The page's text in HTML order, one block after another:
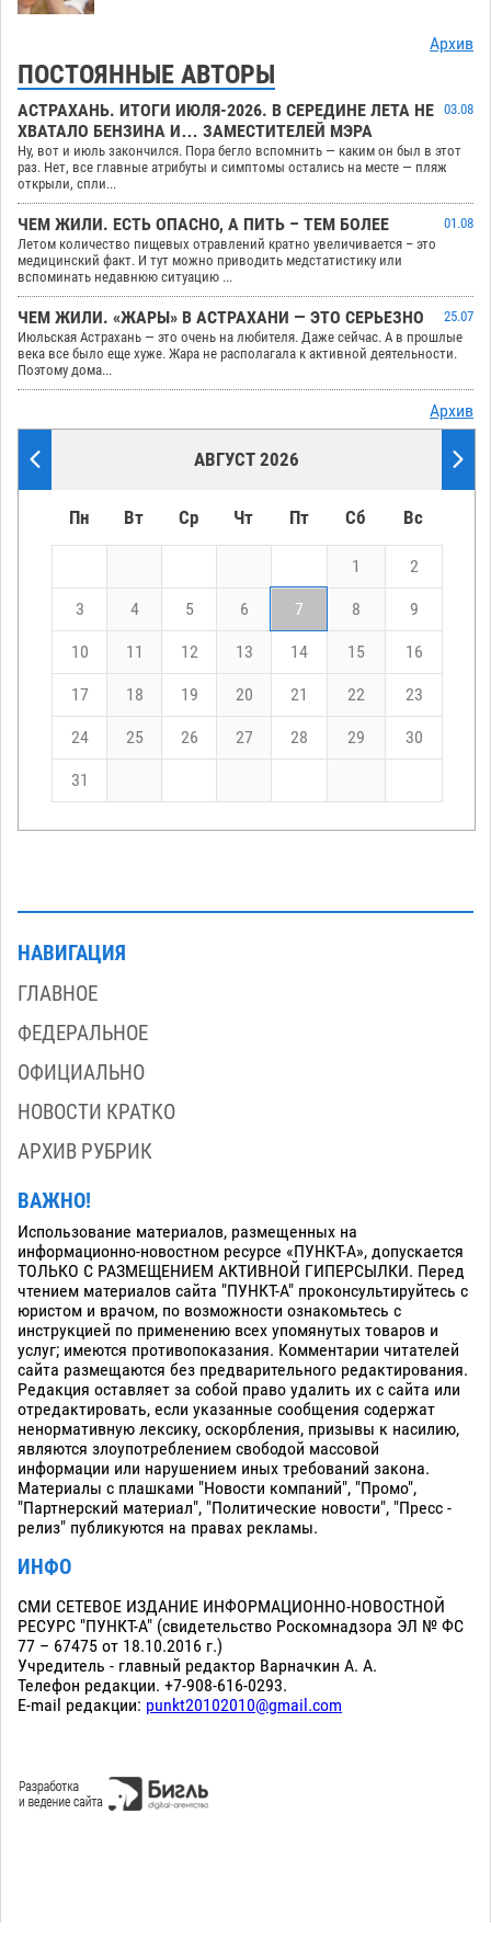
Архив
ПОСТОЯННЫЕ АВТОРЫ
АСТРАХАНЬ. ИТОГИ ИЮЛЯ-2026. В СЕРЕДИНЕ ЛЕТА НЕ
ХВАТАЛО БЕНЗИНА И… ЗАМЕСТИТЕЛЕЙ МЭРА
03.08
Ну, вот и июль закончился. Пора бегло вспомнить — каким он был в этот
раз. Нет, все главные атрибуты и симптомы остались на месте — пляж
открыли, спли...
ЧЕМ ЖИЛИ. ЕСТЬ ОПАСНО, А ПИТЬ – ТЕМ БОЛЕЕ
01.08
Летом количество пищевых отравлений кратно увеличивается – это
медицинский факт. И тут можно приводить медстатистику или
вспоминать недавнюю ситуацию ...
ЧЕМ ЖИЛИ. «ЖАРЫ» В АСТРАХАНИ — ЭТО СЕРЬЕЗНО
25.07
Июльская Астрахань — это очень на любителя. Даже сейчас. А в прошлые
века все было еще хуже. Жара не располагала к активной деятельности.
Поэтому дома...
Архив
АВГУСТ 2026
Пн Вт Ср Чт Пт Сб Вс
1 2
3 4 5 6 7 8 9
10 11 12 13 14 15 16
17 18 19 20 21 22 23
24 25 26 27 28 29 30
31
НАВИГАЦИЯ
ГЛАВНОЕ
ФЕДЕРАЛЬНОЕ
ОФИЦИАЛЬНО
НОВОСТИ КРАТКО
АРХИВ РУБРИК
ВАЖНО!
Использование материалов, размещенных на
информационно-новостном ресурсе «ПУНКТ-А», допускается
ТОЛЬКО С РАЗМЕЩЕНИЕМ АКТИВНОЙ ГИПЕРСЫЛКИ. Перед
чтением материалов сайта "ПУНКТ-А" проконсультируйтесь с
юристом и врачом, по возможности ознакомьтесь с
инструкцией по применению всех упомянутых товаров и
услуг; имеются противопоказания. Комментарии читателей
сайта размещаются без предварительного редактирования.
Редакция оставляет за собой право удалить их с сайта или
отредактировать, если указанные сообщения содержат
ненормативную лексику, оскорбления, призывы к насилию,
являются злоупотреблением свободой массовой
информации или нарушением иных требований закона.
Материалы с плашками "Новости компаний", "Промо",
"Партнерский материал", "Политические новости", "Пресс -
релиз" публикуются на правах рекламы.
ИНФО
СМИ СЕТЕВОЕ ИЗДАНИЕ ИНФОРМАЦИОННО-НОВОСТНОЙ
РЕСУРС "ПУНКТ-А" (свидетельство Роскомнадзора ЭЛ № ФС
77 – 67475 от 18.10.2016 г.)
Учредитель - главный редактор Варначкин А. А.
Телефон редакции. +7-908-616-0293.
E-mail редакции: punkt20102010@gmail.com